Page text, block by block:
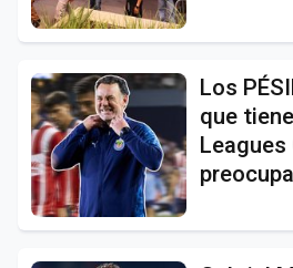
Los
que
Leagues